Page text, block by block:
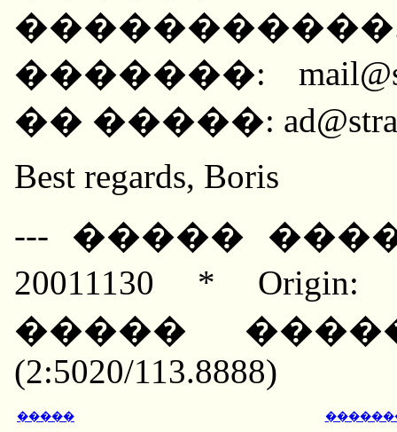
�������:
�� �����:
Best regards, Boris
--- �����
20011130 *
�����
(2:5020/113.8888)
�����